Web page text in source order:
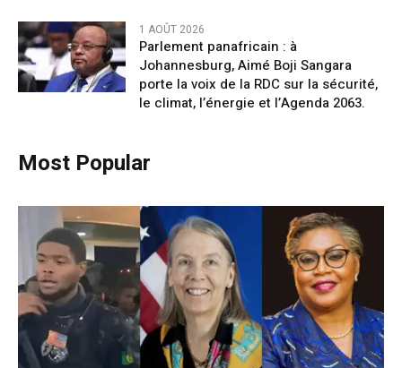
1 AOÛT 2026
Parlement panafricain : à
Johannesburg, Aimé Boji Sangara
porte la voix de la RDC sur la sécurité,
le climat, l’énergie et l’Agenda 2063.
Most Popular